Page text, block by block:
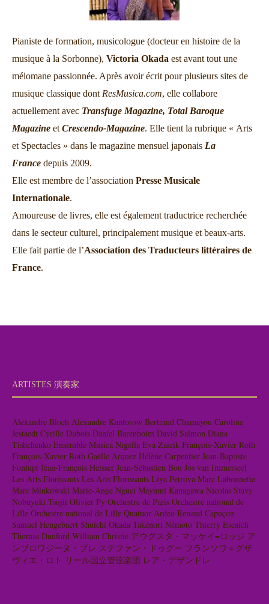
Pianiste de formation, musicologue (docteur en histoire de la
musique à la Sorbonne), Victoria Okada est avant tout une
mélomane passionnée. Après avoir écrit pour plusieurs sites de
musique classique dont ResMusica.com, elle collabore
actuellement avec Transfuge Magazine, Total Baroque
Magazine et Crescendo-Magazine. Elle tient la rubrique « Arts
et Spectacles » dans le magazine mensuel japonais La
France depuis 2009.
Elle est membre de l’association Presse Musicale
Internationale.
Amoureuse de livres, elle est également traductrice recherchée
dans le secteur culturel, principalement musique et beaux-arts.
Elle fait partie de l’Association des Traducteurs littéraires de
France.
ARTISTES 演奏家
Alexandre Bloch Alexandre Kantorow Bertrand Chamayou Caroline
Jestaedt Cyrille Dubois Daniel Barenboim David Salmon Diana
Tishchenko Ensemble Musica Nigella Eva Zaïcik François-Xavier Roth
François-Xavier Roth Gaëlle Arquez Hélène Carpentier Jean-Baptiste
Fonlupt Jean-François Heisser Jean-Sébastien Bou Jos van Immerseel
Les Arts Florissants Les Arts Florissants Liya Petrova Marc Labonnette
Marc Minkowski Marie-Ange Nguci Mayumi Kanagawa Nicolas Stavy
Nobuyuki Tsujii Olivier Py Orchestre de Paris Orchestre national de
Lille Orchestre national de Lille Quatuor Ardeo Renaud Capuçon
Samuel Hengebaert Shuichi Okada Takénori Némoto Thierry Escaich
Thomas Dunford William Christie アウグスタ・マッケイ=ロッジ ア
ンブロワジーヌ・ブレ ステファン・ドゥグー フランソワ＝グザ
ヴィエ・ロト リール国立管弦楽団 レア・デザンドレ